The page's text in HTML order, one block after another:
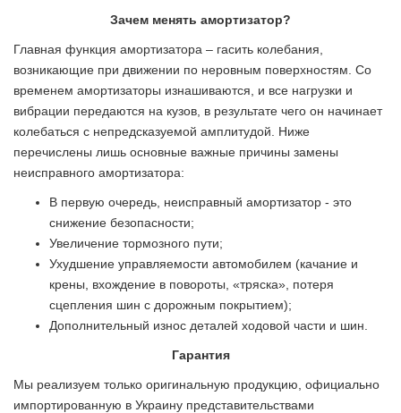
Зачем менять амортизатор?
Главная функция амортизатора – гасить колебания,
возникающие при движении по неровным поверхностям. Со
временем амортизаторы изнашиваются, и все нагрузки и
вибрации передаются на кузов, в результате чего он начинает
колебаться с непредсказуемой амплитудой. Ниже
перечислены лишь основные важные причины замены
неисправного амортизатора:
В первую очередь, неисправный амортизатор - это
снижение безопасности;
Увеличение тормозного пути;
Ухудшение управляемости автомобилем (качание и
крены, вхождение в повороты, «тряска», потеря
сцепления шин с дорожным покрытием);
Дополнительный износ деталей ходовой части и шин.
Гарантия
Мы реализуем только оригинальную продукцию, официально
импортированную в Украину представительствами